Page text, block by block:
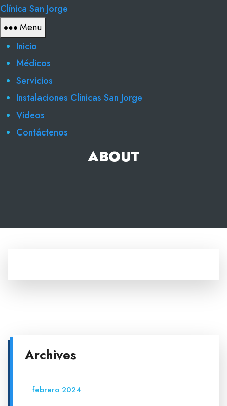
Clínica San Jorge
Menu
Inicio
Médicos
Servicios
Instalaciones Clínicas San Jorge
Videos
Contáctenos
ABOUT
Archives
febrero 2024